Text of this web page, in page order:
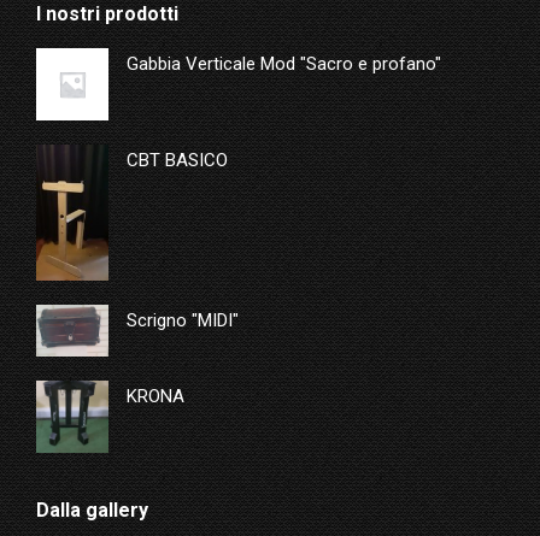
I nostri prodotti
Gabbia Verticale Mod "Sacro e profano"
CBT BASICO
Scrigno "MIDI"
KRONA
Dalla gallery